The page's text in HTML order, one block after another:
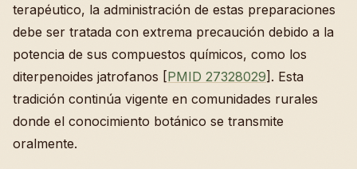
terapéutico, la administración de estas preparaciones
debe ser tratada con extrema precaución debido a la
potencia de sus compuestos químicos, como los
diterpenoides jatrofanos [PMID 27328029]. Esta
tradición continúa vigente en comunidades rurales
donde el conocimiento botánico se transmite
oralmente.